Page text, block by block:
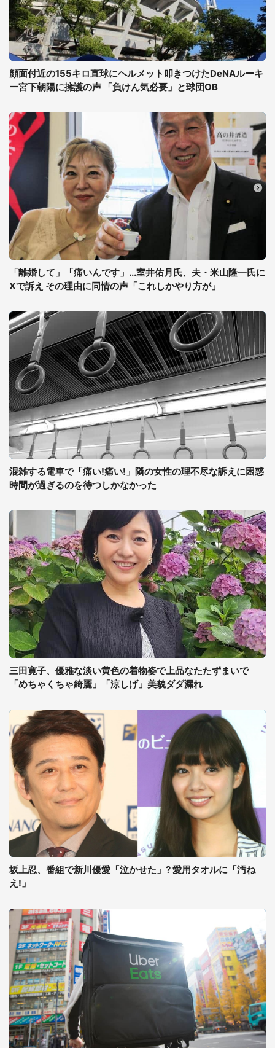
顔面付近の155キロ直球にヘルメット叩きつけたDeNAルーキ
ー宮下朝陽に擁護の声 「負けん気必要」と球団OB
「離婚して」「痛いんです」...室井佑月氏、夫・米山隆一氏に
Xで訴え その理由に同情の声「これしかやり方が」
混雑する電車で「痛い!痛い!」隣の女性の理不尽な訴えに困惑
時間が過ぎるのを待つしかなかった
三田寛子、優雅な淡い黄色の着物姿で上品なたたずまいで
「めちゃくちゃ綺麗」「涼しげ」美貌ダダ漏れ
坂上忍、番組で新川優愛「泣かせた」? 愛用タオルに「汚ね
え!」